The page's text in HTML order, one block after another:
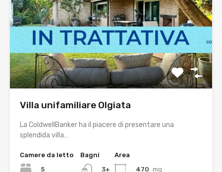
Villa unifamiliare Olgiata
La ColdwellBanker ha il piacere di presentare una
splendida villa…
Camere da letto
5
Bagni
3+
Area
470 mq